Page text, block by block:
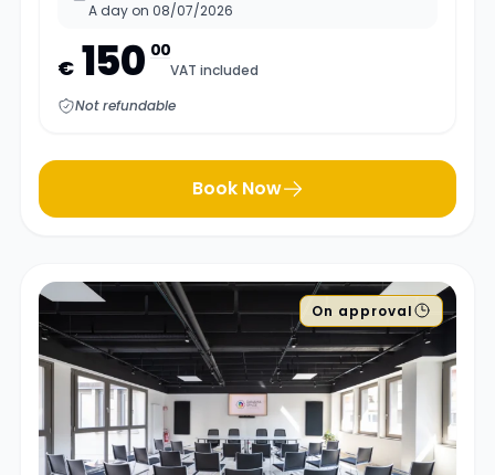
A day on 08/07/2026
€ 150 00
VAT included
Not refundable
Book Now
On approval